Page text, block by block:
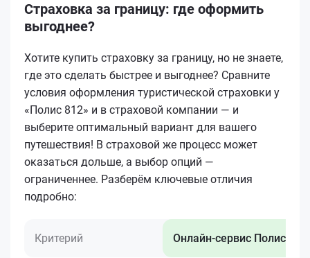
Страховка за границу: где оформить
выгоднее?
Хотите купить страховку за границу, но не знаете,
где это сделать быстрее и выгоднее? Сравните
условия оформления туристической страховки у
«Полис 812» и в страховой компании — и
выберите оптимальный вариант для вашего
путешествия! В страховой же процесс может
оказаться дольше, а выбор опций —
ограниченнее. Разберём ключевые отличия
подробно:
Критерий Онлайн-сервис Полис 812